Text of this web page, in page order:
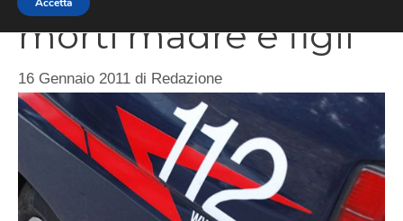
morti madre e figli
16 Gennaio 2011 di Redazione